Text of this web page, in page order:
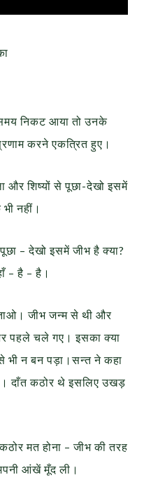
निकट आया तो उनके
करने एकत्रित हुए।
और शिष्यों से पूछा-देखो इसमें
नहीं।
– देखो इसमें जीभ है क्या?
– है – है।
जीभ जन्म से थी और
पहले चले गए। इसका क्या
भी न बन पड़ा।सन्त ने कहा
दाँत कठोर थे इसलिए उखड़
मत होना – जीभ की तरह
आंखें मूँद ली।